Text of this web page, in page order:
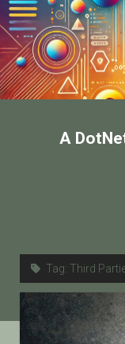
A
Tag: Third